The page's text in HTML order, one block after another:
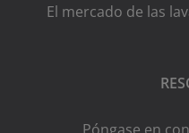
El mercado de las